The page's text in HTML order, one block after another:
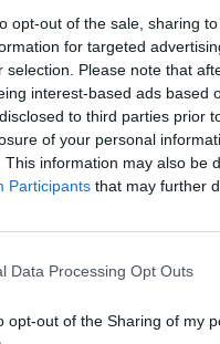
opt-out of the sale, sharing
for targeted
selection. Please note that
interest-based ads based
to third parties prior
of your personal
This information may also be
Participants that may further
Data Processing Opt Outs
opt-out of the Sharing of my
posílit postavení
obcí a krajů v radách
parků. Vyplývá to z
v čele s Janem
při schvalování
by navíc ze zákona
sboru ČR kvůli
ochraně parků.
překvapilo.
pece v největší italské